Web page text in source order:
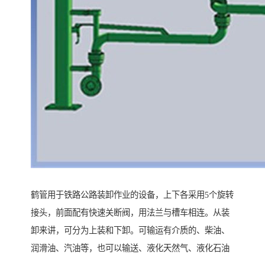
鹤管用于铁路公路装卸作业的设备，上下各采用5个旋转
接头，前面配有快速关断阀，用法兰与槽车相连。从装
卸来讲，可分为上装和下卸。可输运有介质的、柴油、
润滑油、汽油等，也可以输送、液化天然气、液化石油